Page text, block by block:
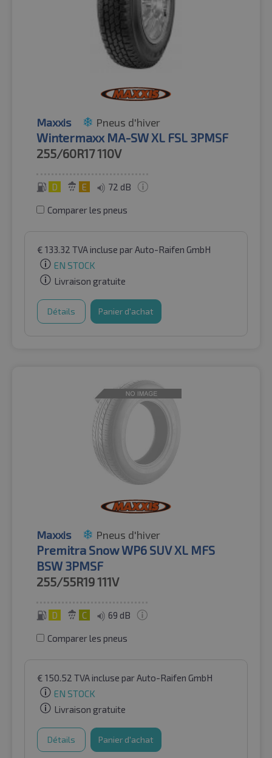
Maxxis Pneus d'hiver
Wintermaxx MA-SW XL FSL 3PMSF
255/60R17110V
D E 72 dB
Comparer les pneus
€ 133.32 TVA incluse par Auto-Raifen GmbH
EN STOCK
Livraison gratuite
Détails Panier d'achat
Maxxis Pneus d'hiver
Premitra Snow WP6 SUV XL MFS
BSW 3PMSF
255/55R19111V
D C 69 dB
Comparer les pneus
€ 150.52 TVA incluse par Auto-Raifen GmbH
EN STOCK
Livraison gratuite
Détails Panier d'achat